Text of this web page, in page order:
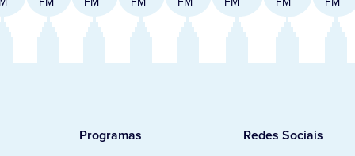
Programas Redes Sociais